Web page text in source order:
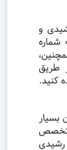
و
شماره
طریق
کنید.
بسیار
رشیدی